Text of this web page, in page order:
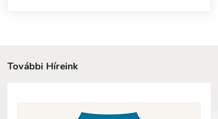
További Híreink